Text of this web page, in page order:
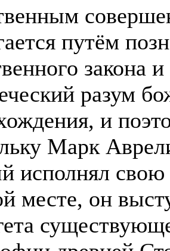
путём
закона
разум
и
Марк
исполнял свою
месте, он